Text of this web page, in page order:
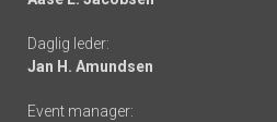
-
links
Daglig leder:
Jan H. Amundsen
Event manager: